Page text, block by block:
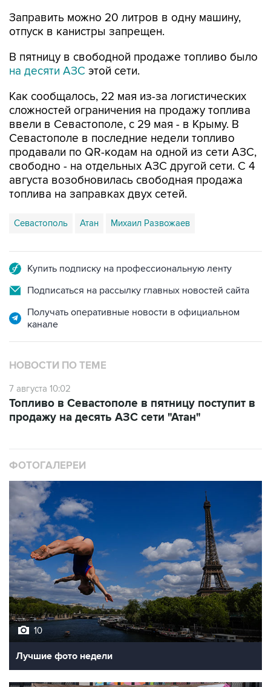
Заправить можно 20 литров в одну машину,
отпуск в канистры запрещен.
В пятницу в свободной продаже топливо было
на десяти АЗС этой сети.
Как сообщалось, 22 мая из-за логистических
сложностей ограничения на продажу топлива
ввели в Севастополе, с 29 мая - в Крыму. В
Севастополе в последние недели топливо
продавали по QR-кодам на одной из сети АЗС,
свободно - на отдельных АЗС другой сети. С 4
августа возобновилась свободная продажа
топлива на заправках двух сетей.
Севастополь Атан Михаил Развожаев
Купить подписку на профессиональную ленту
Подписаться на рассылку главных новостей сайта
Получать оперативные новости в официальном
канале
НОВОСТИ ПО ТЕМЕ
7 августа 10:02
Топливо в Севастополе в пятницу поступит в
продажу на десять АЗС сети "Атан"
ФОТОГАЛЕРЕИ
10
Лучшие фото недели